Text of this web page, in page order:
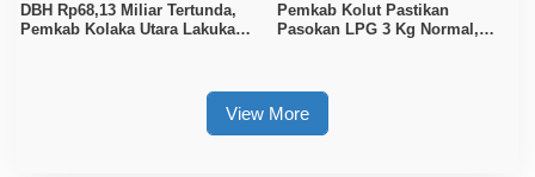
DBH Rp68,13 Miliar Tertunda,
Pemkab Kolaka Utara Lakukan
Pemkab Kolut Pastikan
Pasokan LPG 3 Kg Normal,
View More